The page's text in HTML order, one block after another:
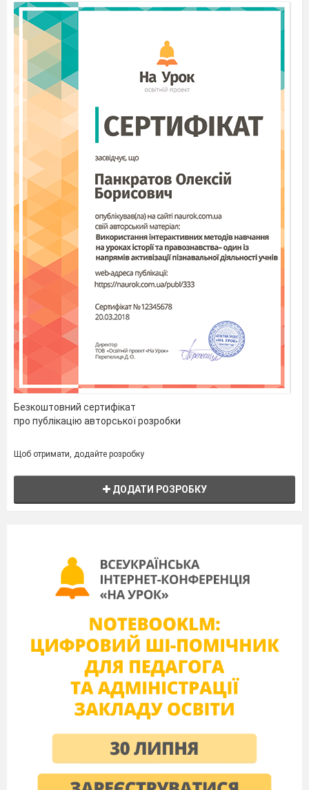
Безкоштовний сертифікат
про публікацію авторської розробки
Щоб отримати, додайте розробку
ДОДАТИ РОЗРОБКУ